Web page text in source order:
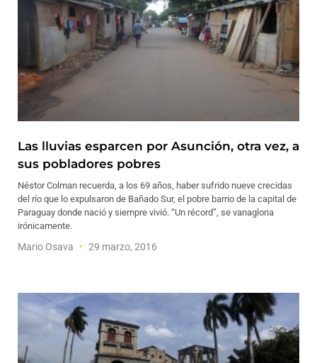
Las lluvias esparcen por Asunción, otra vez, a
sus pobladores pobres
Néstor Colman recuerda, a los 69 años, haber sufrido nueve crecidas
del río que lo expulsaron de Bañado Sur, el pobre barrio de la capital de
Paraguay donde nació y siempre vivió. “Un récord”, se vanagloria
irónicamente.
Mario Osava 29 marzo, 2016